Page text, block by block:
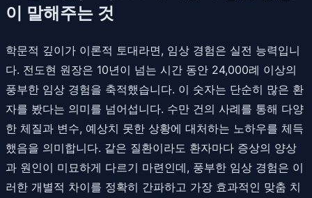
이 말해주는 것
학문적 깊이가 이론적 토대라면, 임상 경험은 실전 능력입니
다. 전도현 원장은 10년이 넘는 시간 동안 24,000례 이상의
풍부한 임상 경험을 축적했습니다. 이 숫자는 단순히 많은 환
자를 봤다는 의미를 넘어섭니다. 수만 건의 사례를 통해 다양
한 체질과 변수, 예상치 못한 상황에 대처하는 노하우를 체득
했음을 의미합니다. 같은 질환이라도 환자마다 증상의 양상
과 원인이 미묘하게 다르기 마련인데, 풍부한 임상 경험은 이
러한 개별적 차이를 정확히 간파하고 가장 효과적인 맞춤 치